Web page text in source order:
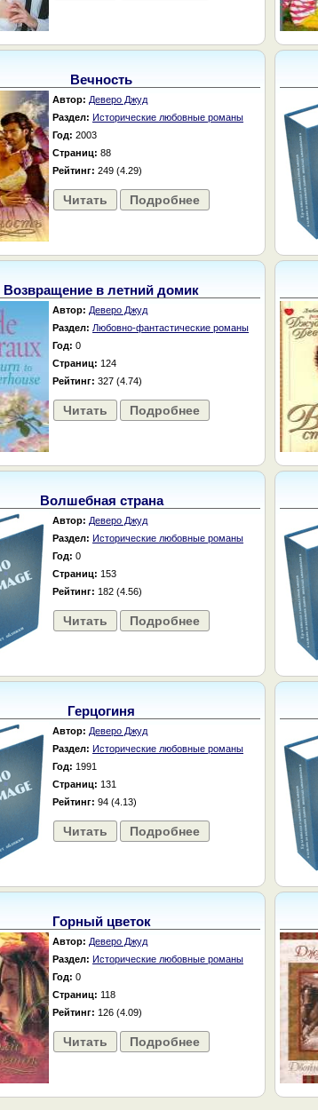
Вечность
Автор: Деверо Джуд
Раздел: Исторические любовные романы
Год: 2003
Страниц: 88
Рейтинг: 249 (4.29)
Читать Подробнее
Возвращение в летний домик
Автор: Деверо Джуд
Раздел: Любовно-фантастические романы
Год: 0
Страниц: 124
Рейтинг: 327 (4.74)
Читать Подробнее
Волшебная страна
Автор: Деверо Джуд
Раздел: Исторические любовные романы
Год: 0
Страниц: 153
Рейтинг: 182 (4.56)
Читать Подробнее
Герцогиня
Автор: Деверо Джуд
Раздел: Исторические любовные романы
Год: 1991
Страниц: 131
Рейтинг: 94 (4.13)
Читать Подробнее
Горный цветок
Автор: Деверо Джуд
Раздел: Исторические любовные романы
Год: 0
Страниц: 118
Рейтинг: 126 (4.09)
Читать Подробнее